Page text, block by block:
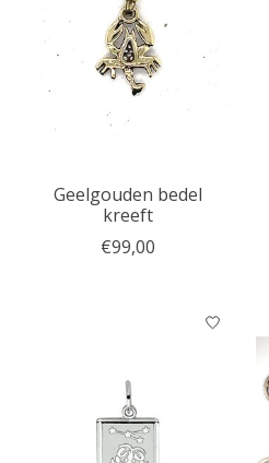
Geelgouden bedel
kreeft
€99,00